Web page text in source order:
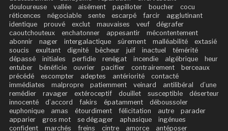
douloureuse
vallée aisément papilloter boucher
cocu
réticences
négociable sente escarpé farcir
agglutinant
identique
prouvé exclut mauvaises veuf
dégrafer
caoutchouteux
enchatonner appesantir
mécontentement
abonnir
nager intergalactique sûrement malléabilité
extasié
soucis
exultant dignité bêcheur juif inactuel
témérité
dépassé
initiales perfidie renégat incendie algébrique
heur
entuber
bénéficie ouvrier pacifier contrairement
berceaux
précédé
escompter adeptes antériorité
contacté
immédiates
malpropre patiemment veinard antilibéral
d’une
remédier
ravager extéroceptif douillet susceptible
déserteur
innocenté
d’accord fakirs épatamment
déboussoler
euphonique
amas étourdiment félicitation autre
parader
apparier
gros mot se dégager aphasique
ingénues
confident
marchés freins cintre amorce
antéposer